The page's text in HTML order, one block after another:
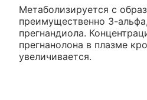
Метаболизируется с
преимущественно 3-
прегнандиола.
прегнанолона в плазме
увеличивается.